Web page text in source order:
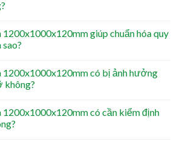
1200x1000x120mm giúp chuẩn hóa quy
1200x1000x120mm có bị ảnh hưởng
không?
1200x1000x120mm có cần kiểm định